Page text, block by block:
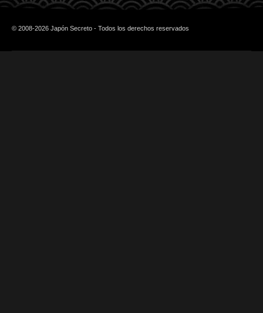
© 2008-2026 Japón Secreto - Todos los derechos reservados